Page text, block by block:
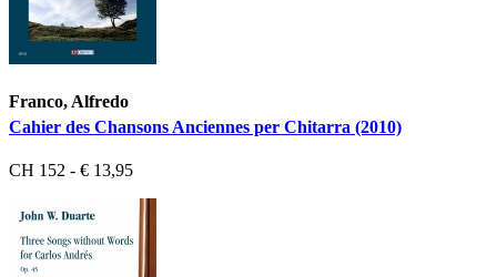
Franco, Alfredo
Cahier des Chansons Anciennes per Chitarra (2010)
CH 152 - € 13,95